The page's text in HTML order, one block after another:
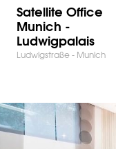
Satellite Office
Munich -
Ludwigpalais
Ludwigstraße - Munich